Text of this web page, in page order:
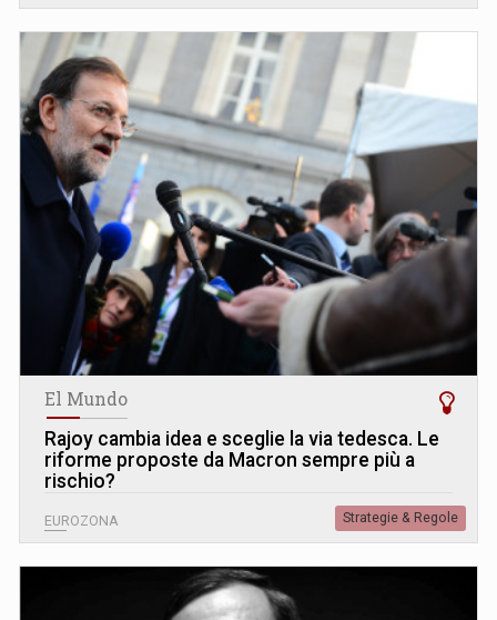
El Mundo
Rajoy cambia idea e sceglie la via tedesca. Le
riforme proposte da Macron sempre più a
rischio?
EUROZONA Strategie & Regole